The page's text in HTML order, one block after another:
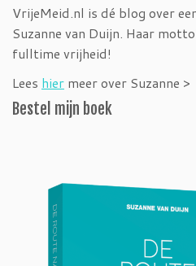
VrijeMeid.nl is dé blog over
Suzanne van Duijn. Haar
fulltime vrijheid!
Lees hier meer over Suzanne >
Bestel mijn boek